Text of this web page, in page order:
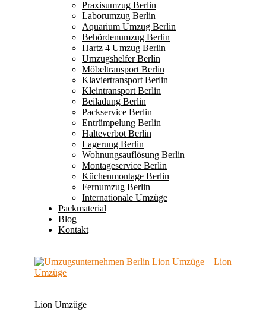
Praxisumzug Berlin
Laborumzug Berlin
Aquarium Umzug Berlin
Behördenumzug Berlin
Hartz 4 Umzug Berlin
Umzugshelfer Berlin
Möbeltransport Berlin
Klaviertransport Berlin
Kleintransport Berlin
Beiladung Berlin
Packservice Berlin
Entrümpelung Berlin
Halteverbot Berlin
Lagerung Berlin
Wohnungsauflösung Berlin
Montageservice Berlin
Küchenmontage Berlin
Fernumzug Berlin
Internationale Umzüge
Packmaterial
Blog
Kontakt
Lion Umzüge